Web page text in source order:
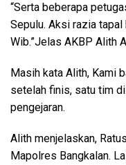
“Serta beberapa
Sepulu. Aksi razia
Wib.”Jelas AKBP Alith
Masih kata Alith, Kami
setelah finis, satu tim
pengejaran.
Alith menjelaskan,
Mapolres Bangkalan.